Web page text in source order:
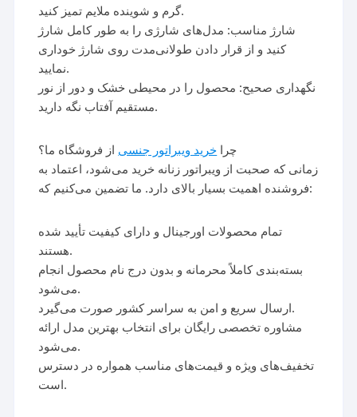
گرم و شوینده ملایم تمیز کنید.
شارژ مناسب: مدل‌های شارژی را به طور کامل شارژ
کنید و از قرار دادن طولانی‌مدت روی شارژ خوداری
نمایید.
نگهداری صحیح: محصول را در محیطی خشک و دور از نور
مستقیم آفتاب نگه دارید.
چرا خرید ویبراتور جنسی از فروشگاه ما؟
زمانی که صحبت از ویبراتور زنانه خرید می‌شود، اعتماد به
فروشنده اهمیت بسیار بالای دارد. ما تضمین می‌کنیم که:
تمام محصولات اورجینال و دارای کیفیت تأیید شده
هستند.
بسته‌بندی کاملاً محرمانه و بدون درج نام محصول انجام
می‌شود.
ارسال سریع و امن به سراسر کشور صورت می‌گیرد.
مشاوره تخصصی رایگان برای انتخاب بهترین مدل ارائه
می‌شود.
تخفیف‌های ویژه و قیمت‌های مناسب همواره در دسترس
است.